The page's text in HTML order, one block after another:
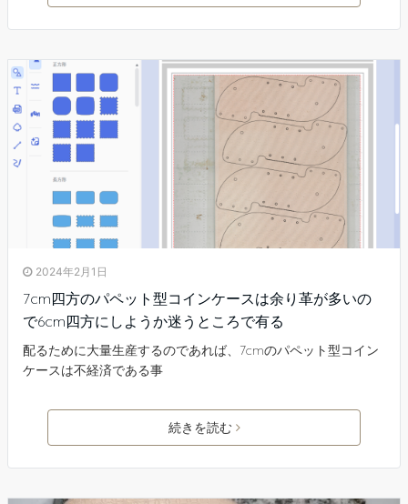
2024年2月1日
7cm四方のパペット型コインケースは余り革が多いの
で6cm四方にしようか迷うところで有る
配るために大量生産するのであれば、7cmのパペット型コイン
ケースは不経済である事
続きを読む